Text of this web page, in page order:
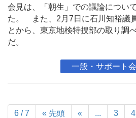
会見は、「朝生」での議論につい
た。 また、2月7日に石川知裕議
とから、東京地検特捜部の取り調
だ。
一般・サポート
6 / 7 « 先頭 « ... 3 4